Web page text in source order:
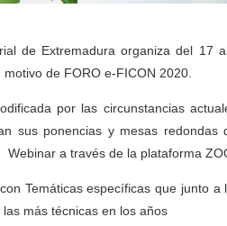
de Extremadura organiza del 17
de FORO e-FICON 2020.
por las circunstancias
sus ponencias y mesas redondas
a través de la plataforma
Temáticas específicas que junto
más técnicas en los años